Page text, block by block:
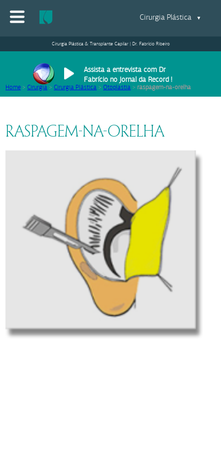
Cirurgia Plástica ▼
Cirurgia Plástica & Transplante Capilar | Dr. Fabrício Ribeiro
Assista a entrevista com Dr
Fabrício no Jornal da Record !
Home >Cirurgia >Cirurgia Plástica >Otoplastia > raspagem-na-orelha
RASPAGEM-NA-ORELHA